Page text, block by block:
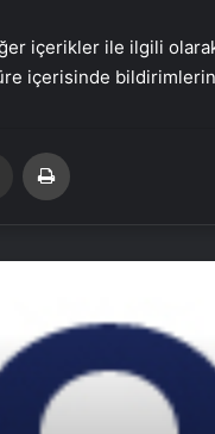
içerikler ile ilgili
içerisinde
Email'den paylaş